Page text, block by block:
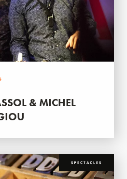
& MICHEL
SPECTACLES